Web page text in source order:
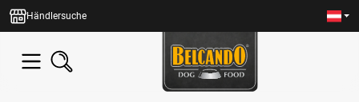
springen
Händlersuche